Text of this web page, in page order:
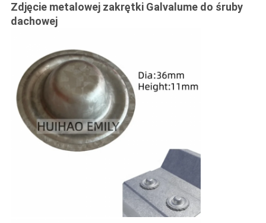
Zdjęcie metalowej zakrętki Galvalume do śruby
dachowej